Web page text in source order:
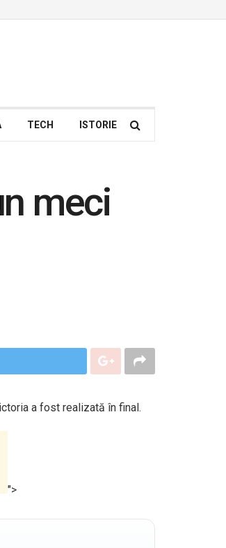
TECH ISTORIE
meci
a fost realizată în final.
">